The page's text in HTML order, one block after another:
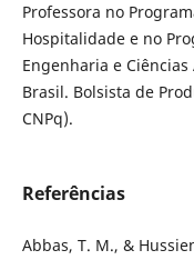
Professora no
Hospitalidade e no
Engenharia e Ciências
Brasil. Bolsista de
CNPq).
Referências
Abbas, T. M., &